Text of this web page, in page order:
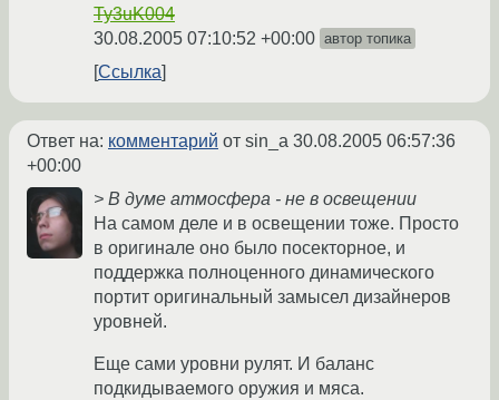
Ty3uK004
30.08.2005 07:10:52 +00:00 автор топика
Ссылка
Ответ на: комментарий от sin_a 30.08.2005 06:57:36
+00:00
> В думе атмосфера - не в освещении
На самом деле и в освещении тоже. Просто
в оригинале оно было посекторное, и
поддержка полноценного динамического
портит оригинальный замысел дизайнеров
уровней.
Еще сами уровни рулят. И баланс
подкидываемого оружия и мяса.